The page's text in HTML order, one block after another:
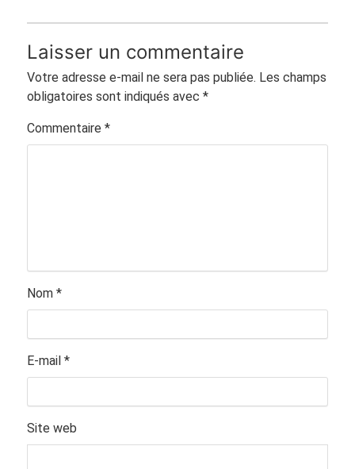
Laisser un commentaire
Votre adresse e-mail ne sera pas publiée. Les champs
obligatoires sont indiqués avec *
Commentaire *
Nom *
E-mail *
Site web